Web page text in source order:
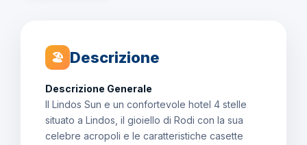
🏖 Descrizione
Descrizione Generale
Il Lindos Sun e un confortevole hotel 4 stelle
situato a Lindos, il gioiello di Rodi con la sua
celebre acropoli e le caratteristiche casette